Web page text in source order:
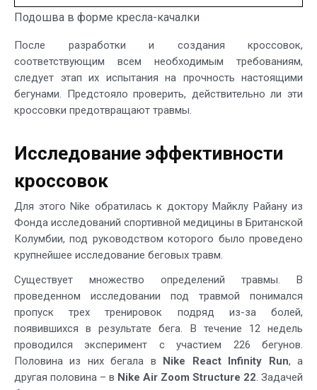
Подошва в форме кресла-качалки
После разработки и создания кроссовок,
соответствующим всем необходимым требованиям,
следует этап их испытания на прочность настоящими
бегунами. Предстояло проверить, действительно ли эти
кроссовки предотвращают травмы.
Исследование эффективности
кроссовок
Для этого Nike обратилась к доктору Майклу Райану из
Фонда исследований спортивной медицины в Британской
Колумбии, под руководством которого было проведено
крупнейшее исследование беговых травм.
Существует множество определений травмы. В
проведенном исследовании под травмой понимался
пропуск трех тренировок подряд из-за болей,
появившихся в результате бега. В течение 12 недель
проводился эксперимент с участием 226 бегунов.
Половина из них бегала в
Nike React Infinity Run, а
другая половина – в Nike Air Zoom Structure 22. Задачей